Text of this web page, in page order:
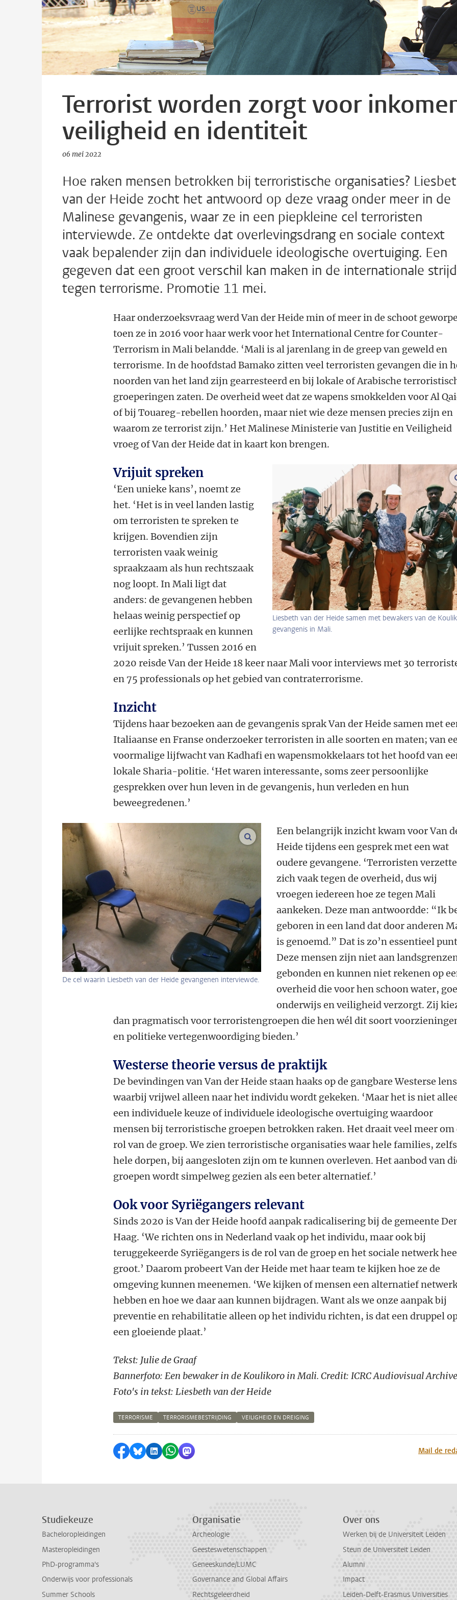
Terrorist worden zorgt voor
veiligheid en identiteit
06 mei 2022
Hoe raken mensen betrokken bij terroristische organisaties?
van der Heide zocht het antwoord op deze vraag onder meer in de
Malinese gevangenis, waar ze in een piepkleine cel terroristen
interviewde. Ze ontdekte dat overlevingsdrang en sociale context
vaak bepalender zijn dan individuele ideologische overtuiging. Een
gegeven dat een groot verschil kan maken in de internationale strijd
tegen terrorisme. Promotie 11 mei.
Haar onderzoeksvraag werd Van der Heide min of meer in de schoot
toen ze in 2016 voor haar werk voor het International Centre for Counter-
Terrorism in Mali belandde. ‘Mali is al jarenlang in de greep van geweld en
terrorisme. In de hoofdstad Bamako zitten veel terroristen gevangen die in
noorden van het land zijn gearresteerd en bij lokale of Arabische
groeperingen zaten. De overheid weet dat ze wapens smokkelden voor Al
of bij Touareg-rebellen hoorden, maar niet wie deze mensen precies zijn en
waarom ze terrorist zijn.’ Het Malinese Ministerie van Justitie en Veiligheid
vroeg of Van der Heide dat in kaart kon brengen.
Liesbeth van der Heide samen met bewakers van de
gevangenis in Mali.
Vrijuit spreken
‘Een unieke kans’, noemt ze
het. ‘Het is in veel landen lastig
om terroristen te spreken te
krijgen. Bovendien zijn
terroristen vaak weinig
spraakzaam als hun rechtszaak
nog loopt. In Mali ligt dat
anders: de gevangenen hebben
helaas weinig perspectief op
eerlijke rechtspraak en kunnen
vrijuit spreken.’ Tussen 2016 en
2020 reisde Van der Heide 18 keer naar Mali voor interviews met 30
en 75 professionals op het gebied van contraterrorisme.
Inzicht
Tijdens haar bezoeken aan de gevangenis sprak Van der Heide samen met
Italiaanse en Franse onderzoeker terroristen in alle soorten en maten; van
voormalige lijfwacht van Kadhafi en wapensmokkelaars tot het hoofd van
lokale Sharia-politie. ‘Het waren interessante, soms zeer persoonlijke
gesprekken over hun leven in de gevangenis, hun verleden en hun
beweegredenen.’
De cel waarin Liesbeth van der Heide gevangenen interviewde.
vergroot afbeeldingen
Een belangrijk inzicht kwam voor Van
Heide tijdens een gesprek met een wat
oudere gevangene. ‘Terroristen
zich vaak tegen de overheid, dus wij
vroegen iedereen hoe ze tegen Mali
aankeken. Deze man antwoordde: “Ik
geboren in een land dat door anderen
is genoemd.” Dat is zo’n essentieel
Deze mensen zijn niet aan
gebonden en kunnen niet rekenen op
overheid die voor hen schoon water,
onderwijs en veiligheid verzorgt. Zij
dan pragmatisch voor terroristengroepen die hen wél dit soort
en politieke vertegenwoordiging bieden.’
Westerse theorie versus de praktijk
De bevindingen van Van der Heide staan haaks op de gangbare Westerse lens
waarbij vrijwel alleen naar het individu wordt gekeken. ‘Maar het is niet
een individuele keuze of individuele ideologische overtuiging waardoor
mensen bij terroristische groepen betrokken raken. Het draait veel meer om
rol van de groep. We zien terroristische organisaties waar hele families, zelfs
hele dorpen, bij aangesloten zijn om te kunnen overleven. Het aanbod van
groepen wordt simpelweg gezien als een beter alternatief.’
Ook voor Syriëgangers relevant
Sinds 2020 is Van der Heide hoofd aanpak radicalisering bij de gemeente
Haag. ‘We richten ons in Nederland vaak op het individu, maar ook bij
teruggekeerde Syriëgangers is de rol van de groep en het sociale netwerk
groot.’ Daarom probeert Van der Heide met haar team te kijken hoe ze de
omgeving kunnen meenemen. ‘We kijken of mensen een alternatief
hebben en hoe we daar aan kunnen bijdragen. Want als we onze aanpak bij
preventie en rehabilitatie alleen op het individu richten, is dat een druppel
een gloeiende plaat.’
Tekst: Julie de Graaf
Bannerfoto: Een bewaker in deKoulikoro in Mali. Credit:ICRC Audiovisual
Foto's in tekst: Liesbeth van der Heide
TERRORISME TERRORISMEBESTRIJDING VEILIGHEID EN DREIGING
Delen op Facebook
Delen via Bluesky
Delen op LinkedIn
Delen via WhatsApp
Delen via Mastodon Mail de
Studiekeuze
Bacheloropleidingen
Masteropleidingen
PhD-programma's
Onderwijs voor professionals
Summer Schools
Organisatie
Archeologie
Geesteswetenschappen
Geneeskunde/LUMC
Governance and Global Affairs
Rechtsgeleerdheid
Over ons
Werken bij de Universiteit Leiden
Steun de Universiteit Leiden
Alumni
Impact
Leiden-Delft-Erasmus Universities